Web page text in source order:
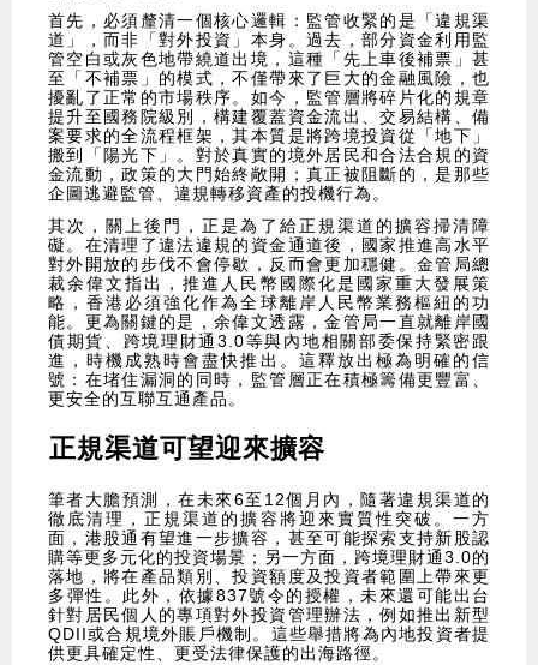
首先，必須釐清一個核心邏輯：監管收緊的是「違規渠
道」，而非「對外投資」本身。過去，部分資金利用監
管空白或灰色地帶繞道出境，這種「先上車後補票」甚
至「不補票」的模式，不僅帶來了巨大的金融風險，也
擾亂了正常的市場秩序。如今，監管層將碎片化的規章
提升至國務院級別，構建覆蓋資金流出、交易結構、備
案要求的全流程框架，其本質是將跨境投資從「地下」
搬到「陽光下」。對於真實的境外居民和合法合規的資
金流動，政策的大門始終敞開；真正被阻斷的，是那些
企圖逃避監管、違規轉移資產的投機行為。
其次，關上後門，正是為了給正規渠道的擴容掃清障
礙。在清理了違法違規的資金通道後，國家推進高水平
對外開放的步伐不會停歇，反而會更加穩健。金管局總
裁余偉文指出，推進人民幣國際化是國家重大發展策
略，香港必須強化作為全球離岸人民幣業務樞紐的功
能。更為關鍵的是，余偉文透露，金管局一直就離岸國
債期貨、跨境理財通3.0等與內地相關部委保持緊密跟
進，時機成熟時會盡快推出。這釋放出極為明確的信
號：在堵住漏洞的同時，監管層正在積極籌備更豐富、
更安全的互聯互通產品。
正規渠道可望迎來擴容
筆者大膽預測，在未來6至12個月內，隨著違規渠道的
徹底清理，正規渠道的擴容將迎來實質性突破。一方
面，港股通有望進一步擴容，甚至可能探索支持新股認
購等更多元化的投資場景；另一方面，跨境理財通3.0的
落地，將在產品類別、投資額度及投資者範圍上帶來更
多彈性。此外，依據837號令的授權，未來還可能出台
針對居民個人的專項對外投資管理辦法，例如推出新型
QDII或合規境外賬戶機制。這些舉措將為內地投資者提
供更具確定性、更受法律保護的出海路徑。